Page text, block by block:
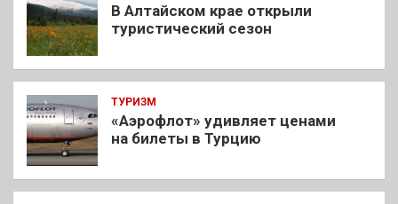
В Алтайском крае открыли
туристический сезон
ТУРИЗМ
«Аэрофлот» удивляет ценами
на билеты в Турцию